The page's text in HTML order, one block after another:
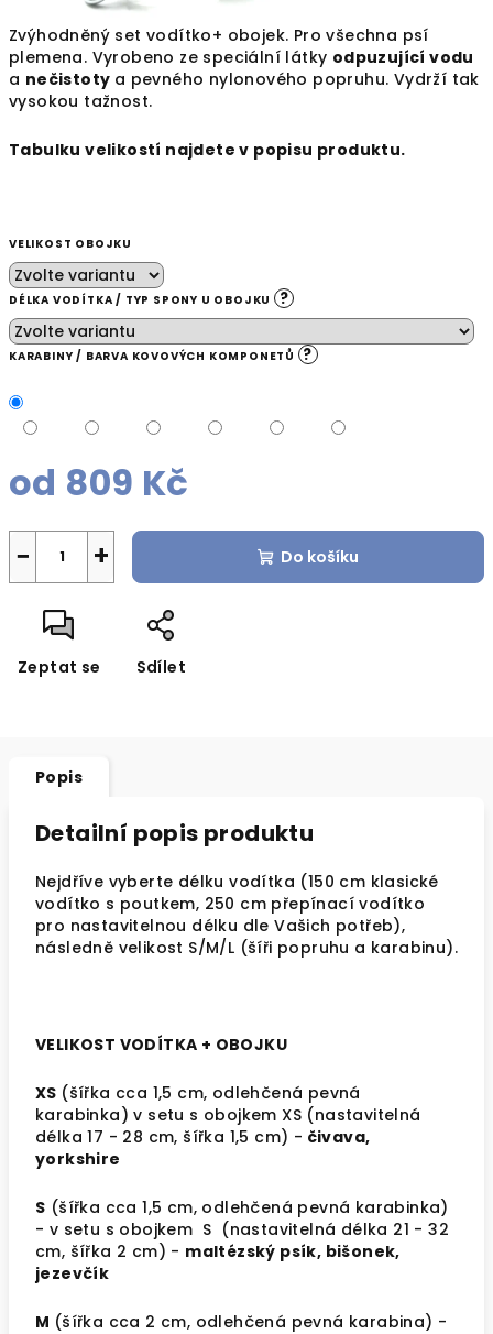
Zvýhodněný set vodítko+ obojek. Pro všechna psí
plemena. Vyrobeno ze speciální látky odpuzující vodu
a nečistoty a pevného nylonového popruhu. Vydrží tak
vysokou tažnost.
Tabulku velikostí najdete v popisu produktu.
VELIKOST OBOJKU
DÉLKA VODÍTKA / TYP SPONY U OBOJKU ?
KARABINY / BARVA KOVOVÝCH KOMPONETŮ ?
od 809 Kč
+
− Do košíku
Zeptat se Sdílet
Popis
Detailní popis produktu
Nejdříve vyberte délku vodítka (150 cm klasické
vodítko s poutkem, 250 cm přepínací vodítko
pro nastavitelnou délku dle Vašich potřeb),
následně velikost S/M/L (šíři popruhu a karabinu).
VELIKOST VODÍTKA + OBOJKU
XS (šířka cca 1,5 cm, odlehčená pevná
karabinka) v setu s obojkem XS (nastavitelná
délka 17 - 28 cm, šířka 1,5 cm) - čivava,
yorkshire
S (šířka cca 1,5 cm, odlehčená pevná karabinka)
- v setu s obojkem S (nastavitelná délka 21 - 32
cm, šířka 2 cm) - maltézský psík, bišonek,
jezevčík
M (šířka cca 2 cm, odlehčená pevná karabina) -